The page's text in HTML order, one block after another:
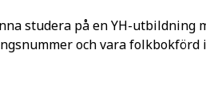
studera på en YH-utbildning
och vara folkbokförd